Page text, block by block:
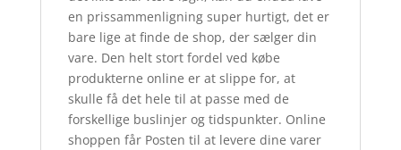
en prissammenligning super hurtigt, det er
bare lige at finde de shop, der sælger din
vare. Den helt stort fordel ved købe
produkterne online er at slippe for, at
skulle få det hele til at passe med de
forskellige buslinjer og tidspunkter. Online
shoppen får Posten til at levere dine varer